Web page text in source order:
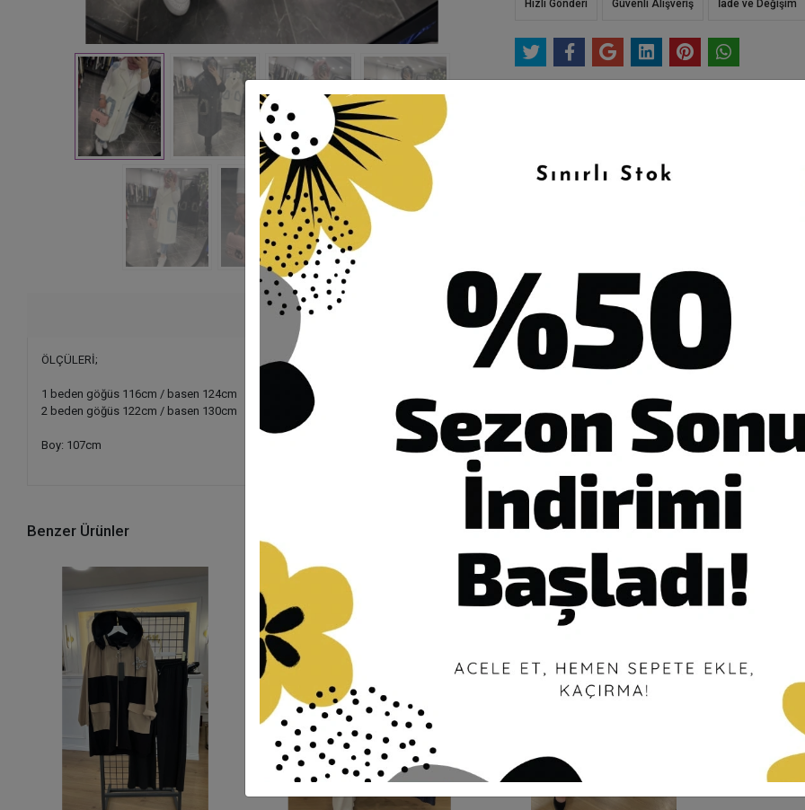
Hızlı Gönderi Güvenli Alışveriş İade ve Değişim
Ürün Açıklaması Garanti ve Teslimat Taksit Seçenekleri
ÖLÇÜLERİ;
1 beden göğüs 116cm / basen 124cm
2 beden göğüs 122cm / basen 130cm
Boy: 107cm
Benzer Ürünler
%50